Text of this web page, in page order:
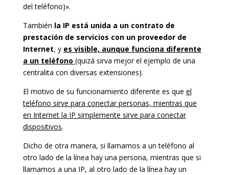
del teléfono)».
También la IP está unida a un contrato de
prestación de servicios con un proveedor de
Internet, y es visible, aunque funciona diferente
a un teléfono (quizá sirva mejor el ejemplo de una
centralita con diversas extensiones).
El motivo de su funcionamiento diferente es que el
teléfono sirve para conectar personas, mientras que
en Internet la IP simplemente sirve para conectar
dispositivos.
Dicho de otra manera, si llamamos a un teléfono al
otro lado de la línea hay una persona, mientras que si
llamamos a una IP, al otro lado de la línea hay un